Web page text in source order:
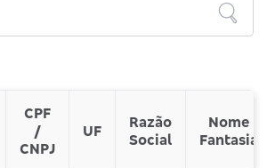
CPF
/
CNPJ
UF
Razão
Social
Nome
Fantasia